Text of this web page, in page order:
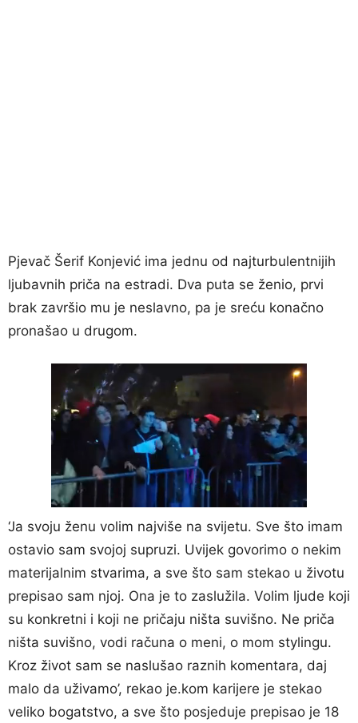
Pjevač Šerif Konjević ima jednu od najturbulentnijih
ljubavnih priča na estradi. Dva puta se ženio, prvi
brak završio mu je neslavno, pa je sreću konačno
pronašao u drugom.
‘Ja svoju ženu volim najviše na svijetu. Sve što imam
ostavio sam svojoj supruzi. Uvijek govorimo o nekim
materijalnim stvarima, a sve što sam stekao u životu
prepisao sam njoj. Ona je to zaslužila. Volim ljude koji
su konkretni i koji ne pričaju ništa suvišno. Ne priča
ništa suvišno, vodi računa o meni, o mom stylingu.
Kroz život sam se naslušao raznih komentara, daj
malo da uživamo’, rekao je.kom karijere je stekao
veliko bogatstvo, a sve što posjeduje prepisao je 18